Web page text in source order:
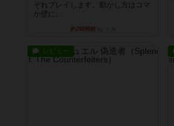
ぞれプレイします。動かし方はコマ
か壁に...
約2時間前
レビュー